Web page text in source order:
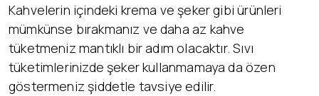
Kahvelerin içindeki krema ve şeker gibi ürünleri
mümkünse bırakmanız ve daha az kahve
tüketmeniz mantıklı bir adım olacaktır. Sıvı
tüketimlerinizde şeker kullanmamaya da özen
göstermeniz şiddetle tavsiye edilir.